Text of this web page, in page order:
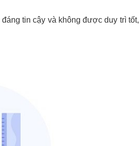
tin cậy và không được duy trì tốt,